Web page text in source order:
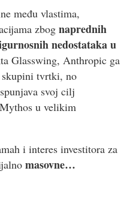
među vlastima,
zbog naprednih
nedostataka u
Glasswing, Anthropic ga
skupini tvrtki, no
svoj cilj
u velikim
i interes investitora za
masovne…